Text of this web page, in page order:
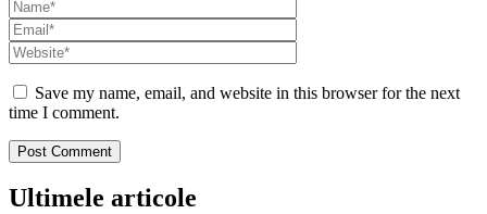
Save my name, email, and website in this browser for the next
time I comment.
Ultimele articole